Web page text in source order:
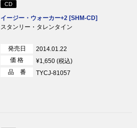
CD
イージー・ウォーカー+2 [SHM-CD]
スタンリー・タレンタイン
発売日
2014.01.22
価 格
¥1,650 (税込)
品 番
TYCJ-81057